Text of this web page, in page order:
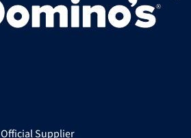
Official Supplier